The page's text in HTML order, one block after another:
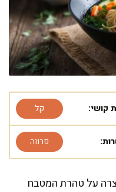
קושי: קל
פרווה
על טהרת המטבח